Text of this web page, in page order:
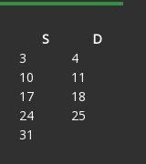
S D
3
4
10
11
17
18
24
25
31